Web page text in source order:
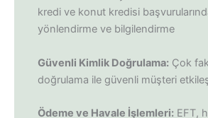
kredi ve konut kredisi
yönlendirme ve bilgilendirme
Güvenli Kimlik Doğrulama:Çok
doğrulama ile güvenli müşteri
Ödeme ve Havale İşlemleri:EFT,